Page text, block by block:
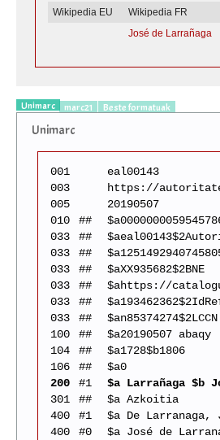
Wikipedia EU Wikipedia FR
José de Larrañaga
Unimarc marc21 Beste formatuak
Unimarc
001
eal00143
003
https://
005
20190507
010
##
033
##
033
##
033
##
$aXX935682$2BNE
033
##
$ahttps://
033
##
033
##
$an85374274$2LCCN
100
##
$a20190507 abaqy
104
##
$a1728$b1806
106
##
$a0
200
#1
$a Larrañaga $b
301
##
$a Azkoitia
400
#1
$a De Larranaga,
400
#0
$a José de